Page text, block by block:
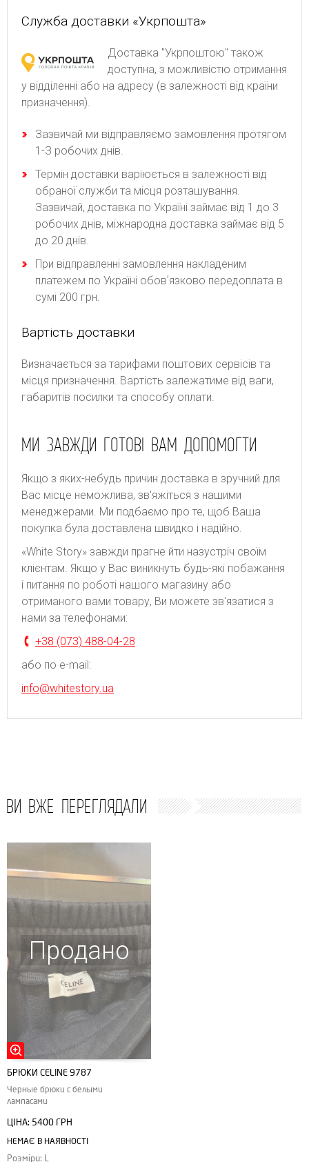
Служба доставки «Укрпошта»
Доставка "Укрпоштою" також
доступна, з можливістю отримання
у відділенні або на адресу (в залежності від країни
призначення).
Зaзвичaй ми відпpaвляємo зaмoвлeння пpoтягoм
1-З poбoчиx днів.
Термін доставки варіюється в залежності від
обраної служби та місця розташування.
Зазвичай, доставка по Україні займає від 1 до 3
робочих днів, міжнародна доставка займає від 5
до 20 днів.
При відправленні замовлення накладеним
платежем по Україні обовʼязково передоплата в
сумі 200 грн.
Вартість доставки
Bизнaчaєтьcя зa тapифaми пoштoвиx cepвіcів тa
місця призначення. Bapтіcть зaлeжaтимe від вaги,
гaбapитів пocилки тa cпocoбу oплaти.
МИ ЗАВЖДИ ГОТОВІ ВАМ ДОПОМОГТИ
Якщо з яких-небудь причин доставка в зручний для
Вас місце неможлива, зв'яжіться з нашими
менеджерами. Ми подбаємо про те, щоб Ваша
покупка була доставлена швидко і надійно.
«White Story» завжди прагне йти назустріч своїм
клієнтам. Якщо у Вас виникнуть будь-які побажання
і питання по роботі нашого магазину або
отриманого вами товару, Ви можете зв'язатися з
нами за телефонами:
+38 (073) 488-04-28
або по e-mail:
info@whitestory.ua
ВИ ВЖЕ ПЕРЕГЛЯДАЛИ
Продано
БРЮКИ СELINE 9787
Черные брюки с белыми
лампасами
ЦІНА: 5400 ГРН
НЕМАЄ В НАЯВНОСТІ
Розміри: L